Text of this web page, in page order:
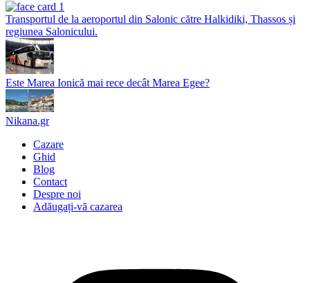
Transportul de la aeroportul din Salonic către Halkidiki, Thassos și
regiunea Salonicului.
Este Marea Ionică mai rece decât Marea Egee?
Nikana.gr
Cazare
Ghid
Blog
Contact
Despre noi
Adăugați-vă cazarea